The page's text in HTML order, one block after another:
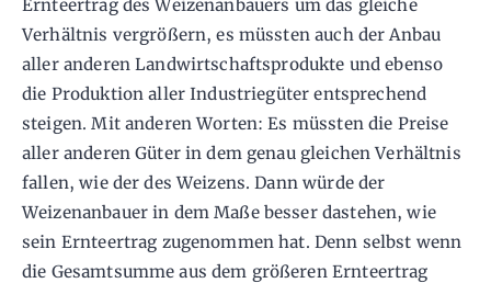
Ernteertrag des Weizenanbauers um das gleiche
Verhältnis vergrößern, es müssten auch der Anbau
aller anderen Landwirtschaftsprodukte und ebenso
die Produktion aller Industriegüter entsprechend
steigen. Mit anderen Worten: Es müssten die Preise
aller anderen Güter in dem genau gleichen Verhältnis
fallen, wie der des Weizens. Dann würde der
Weizenanbauer in dem Maße besser dastehen, wie
sein Ernteertrag zugenommen hat. Denn selbst wenn
die Gesamtsumme aus dem größeren Ernteertrag